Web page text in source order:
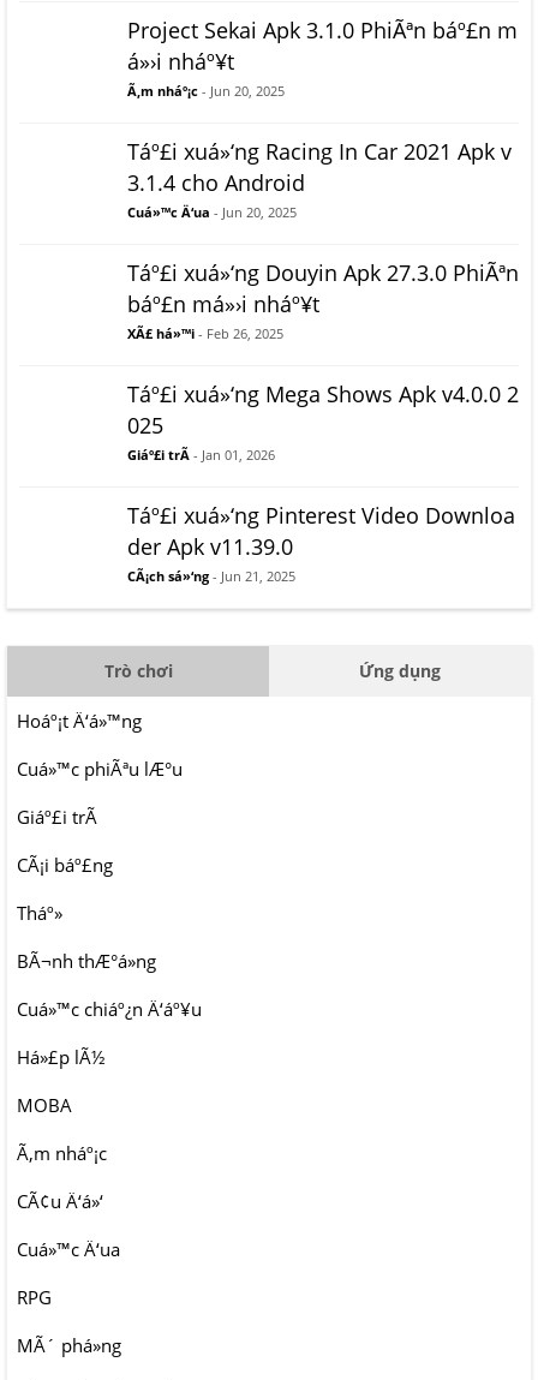
Project Sekai Apk 3.1.0 PhiÃªn báº£n m
á»›i nháº¥t
Ã‚m nháº¡c - Jun 20, 2025
Táº£i xuá»‘ng Racing In Car 2021 Apk v
3.1.4 cho Android
Cuá»™c Ä‘ua - Jun 20, 2025
Táº£i xuá»‘ng Douyin Apk 27.3.0 PhiÃªn
báº£n má»›i nháº¥t
XÃ£ há»™i - Feb 26, 2025
Táº£i xuá»‘ng Mega Shows Apk v4.0.0 2
025
Giáº£i trÃ­ - Jan 01, 2026
Táº£i xuá»‘ng Pinterest Video Downloa
der Apk v11.39.0
CÃ¡ch sá»‘ng - Jun 21, 2025
Trò chơi Ứng dụng
Hoáº¡t Ä‘á»™ng
Cuá»™c phiÃªu lÆ°u
Giáº£i trÃ­
CÃ¡i báº£ng
Tháº»
BÃ¬nh thÆ°á»ng
Cuá»™c chiáº¿n Ä‘áº¥u
Há»£p lÃ½
MOBA
Ã‚m nháº¡c
CÃ¢u Ä‘á»‘
Cuá»™c Ä‘ua
RPG
MÃ´ phá»ng